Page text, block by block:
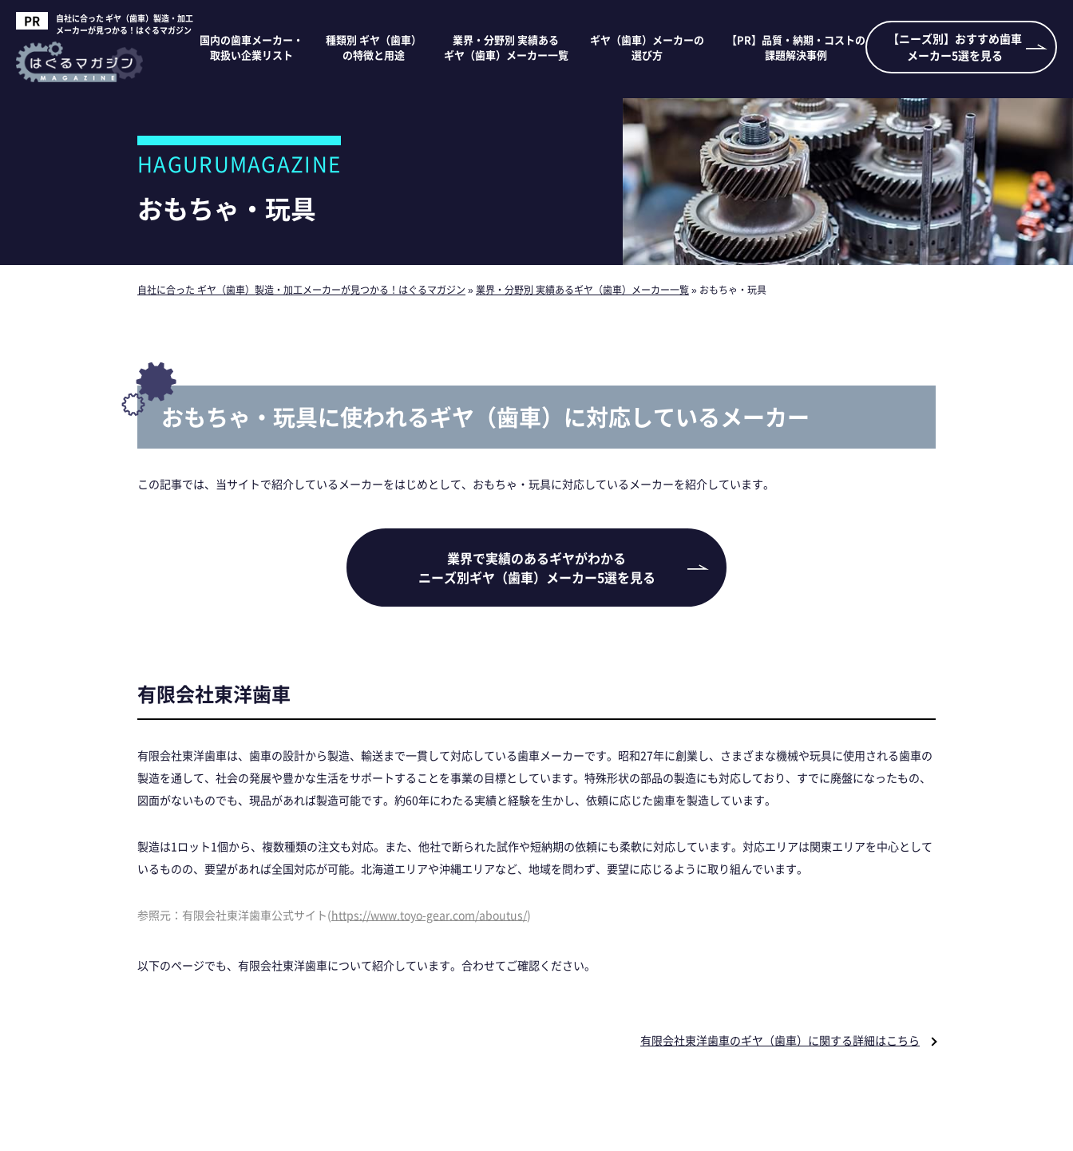
自社に合った ギヤ（歯車）製造・加工
メーカーが見つかる！はぐるマガジン
国内の歯車メーカー・
取扱い企業リスト
種類別 ギヤ（歯車）
の特徴と用途
業界・分野別 実績ある
ギヤ（歯車）メーカー一覧
ギヤ（歯車）メーカーの
選び方
【PR】品質・納期・コストの
課題解決事例
【ニーズ別】おすすめ歯車
メーカー5選を見る
HAGURUMAGAZINE
おもちゃ・玩具
自社に合った ギヤ（歯車）製造・加工メーカーが見つかる！はぐるマガジン »業界・分野別 実績あるギヤ（歯車）メーカー一覧» おもちゃ・玩具
おもちゃ・玩具に使われるギヤ（歯車）に対応しているメーカー
この記事では、当サイトで紹介しているメーカーをはじめとして、おもちゃ・玩具に対応しているメーカーを紹介しています。
業界で実績のあるギヤがわかる
ニーズ別ギヤ（歯車）メーカー5選を見る
有限会社東洋歯車
有限会社東洋歯車は、歯車の設計から製造、輸送まで一貫して対応している歯車メーカーです。昭和27年に創業し、さまざまな機械や玩具に使用される歯車の
製造を通して、社会の発展や豊かな生活をサポートすることを事業の目標としています。特殊形状の部品の製造にも対応しており、すでに廃盤になったもの、
図面がないものでも、現品があれば製造可能です。約60年にわたる実績と経験を生かし、依頼に応じた歯車を製造しています。
製造は1ロット1個から、複数種類の注文も対応。また、他社で断られた試作や短納期の依頼にも柔軟に対応しています。対応エリアは関東エリアを中心として
いるものの、要望があれば全国対応が可能。北海道エリアや沖縄エリアなど、地域を問わず、要望に応じるように取り組んでいます。
参照元：有限会社東洋歯車公式サイト(https://www.toyo-gear.com/aboutus/)
以下のページでも、有限会社東洋歯車について紹介しています。合わせてご確認ください。
有限会社東洋歯車のギヤ（歯車）に関する詳細はこちら